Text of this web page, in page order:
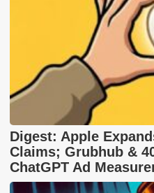
Digest: Apple
Claims; Grubhub &
ChatGPT Ad